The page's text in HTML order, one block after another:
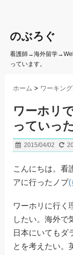
のぶろぐ
看護師→海外留学
っています。
ホーム > ワーキン
ワーホリ
っていっ
2015/04/02
こんにちは。看
アに行ったノブ(
ワーホリに行く
したい。海外で
日本にいてもダ
とを考えたい。